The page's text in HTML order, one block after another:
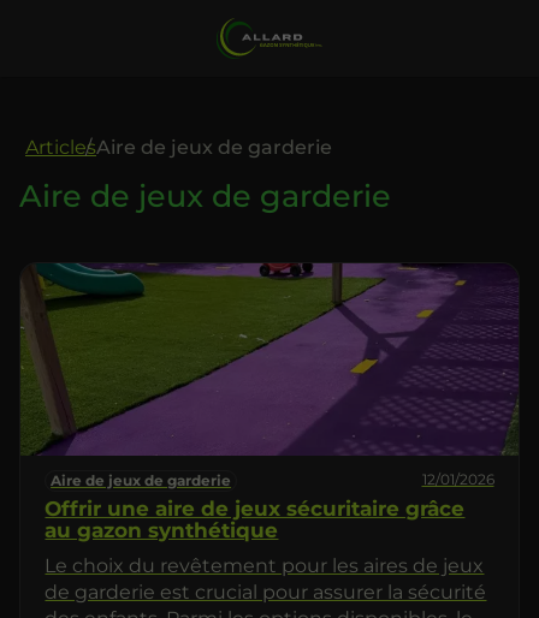
ArticlesAire de jeux de garderie
Aire de jeux de garderie
Aire de jeux de garderie 12/01/2026
Offrir une aire de jeux sécuritaire grâce
au gazon synthétique
Le choix du revêtement pour les aires de jeux
de garderie est crucial pour assurer la sécurité